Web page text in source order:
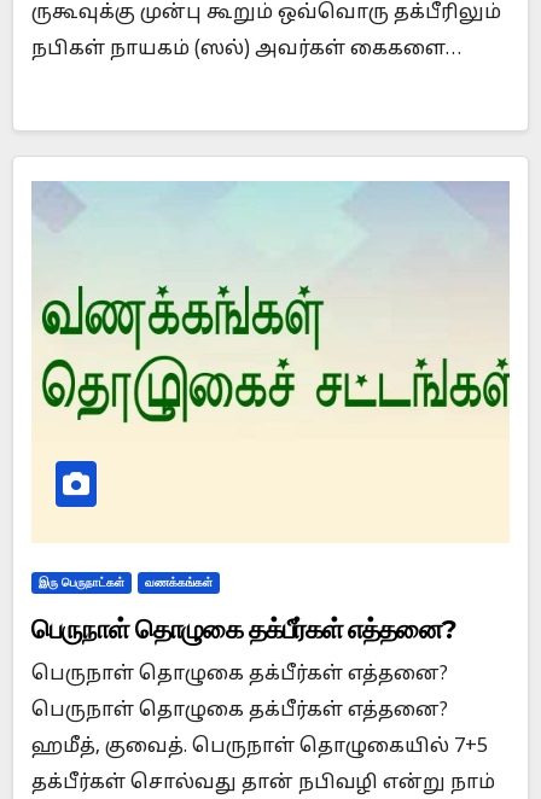
ருகூவுக்கு முன்பு கூறும் ஒவ்வொரு தக்பீரிலும்
நபிகள் நாயகம் (ஸல்) அவர்கள் கைகளை…
இரு பெருநாட்கள் வணக்கங்கள்
பெருநாள் தொழுகை தக்பீர்கள் எத்தனை?
பெருநாள் தொழுகை தக்பீர்கள் எத்தனை?
பெருநாள் தொழுகை தக்பீர்கள் எத்தனை?
ஹமீத், குவைத். பெருநாள் தொழுகையில் 7+5
தக்பீர்கள் சொல்வது தான் நபிவழி என்று நாம்